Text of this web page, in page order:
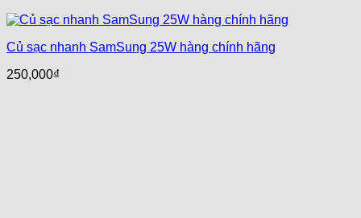
Củ sạc nhanh SamSung 25W hàng chính hãng
250,000₫